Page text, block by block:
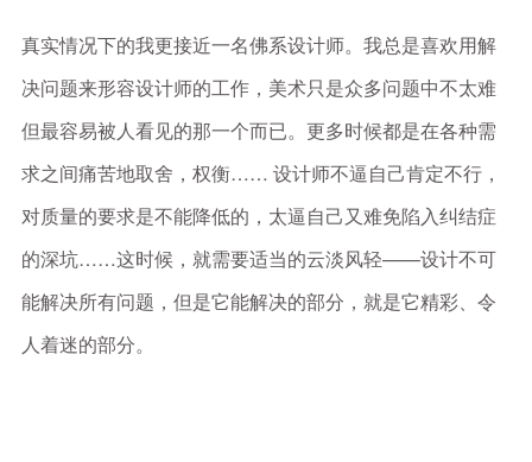
真实情况下的我更接近一名佛系设计师。我总是喜欢用解
决问题来形容设计师的工作，美术只是众多问题中不太难
但最容易被人看见的那一个而已。更多时候都是在各种需
求之间痛苦地取舍，权衡…… 设计师不逼自己肯定不行，
对质量的要求是不能降低的，太逼自己又难免陷入纠结症
的深坑……这时候，就需要适当的云淡风轻——设计不可
能解决所有问题，但是它能解决的部分，就是它精彩、令
人着迷的部分。